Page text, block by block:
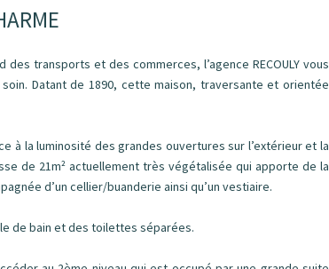
des transports et des commerces, l’agence RECOULY vous
Datant de 1890, cette maison, traversante et orientée
à la luminosité des grandes ouvertures sur l’extérieur et la
de 21m² actuellement très végétalisée qui apporte de la
d’un cellier/buanderie ainsi qu’un vestiaire.
de bain et des toilettes séparées.